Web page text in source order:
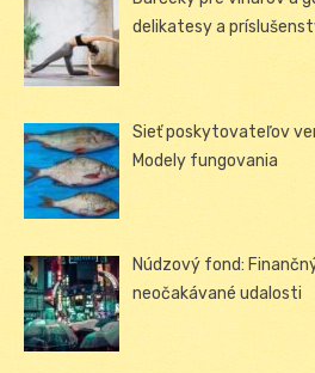
delikatesy a
Sieť poskytovateľov
Modely fungovania
Núdzový fond:
neočakávané udalosti